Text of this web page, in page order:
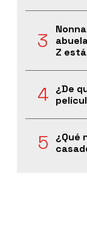
Z
¿De
¿Qué